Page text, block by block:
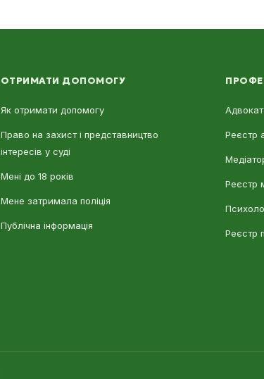
ОТРИМАТИ ДОПОМОГУ
Як отримати допомогу
Право на захист і представництво
інтересів у суді
Мені до 18 років
Мене затримала поліція
Публічна інформація
Реєстр
Реєстр
Реєстр